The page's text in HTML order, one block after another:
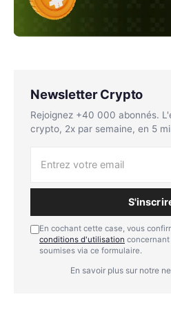
Newsletter Crypto
Rejoignez +40 000 abonnés.
crypto, 2x par semaine, en 5
En cochant cette case, vous
conditions d'utilisation
soumises via ce formulaire.
En savoir plus sur notre